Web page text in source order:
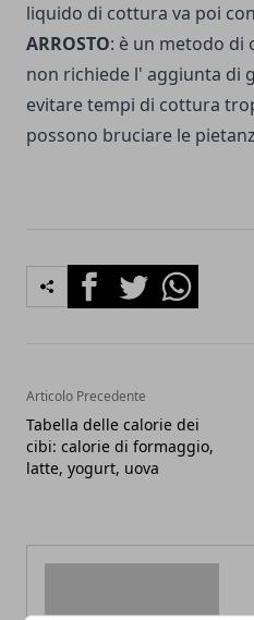
liquido di cottura va poi
ARROSTO: è un metodo di
non richiede l' aggiunta di
evitare tempi di cottura
possono bruciare le
FacebookTwitterWhatsapp
Articolo Precedente
Tabella delle calorie dei
cibi: calorie di formaggio,
latte, yogurt, uova